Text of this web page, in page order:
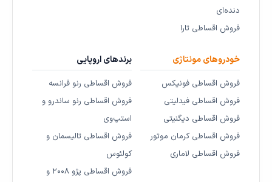
دنده‌ای
فروش اقساطی تارا
خودروهای مونتاژی
فروش اقساطی فونیکس
فروش اقساطی فیدلیتی
فروش اقساطی دیگنیتی
فروش اقساطی کرمان موتور
فروش اقساطی لاماری
برندهای اروپایی
فروش اقساطی رنو فرانسه
فروش اقساطی رنو ساندرو و
استپ‌وی
فروش اقساطی تالیسمان و
کولئوس
فروش اقساطی پژو ۲۰۰۸ و